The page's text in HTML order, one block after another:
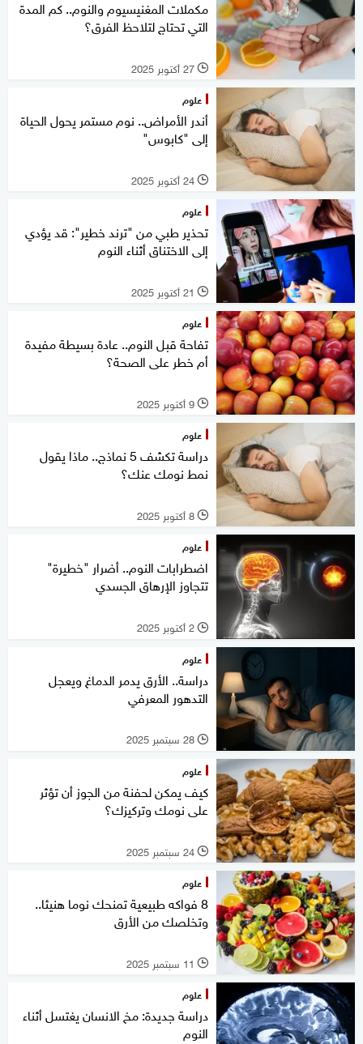
مكملات المغنيسيوم والنوم.. كم المدة
التي تحتاج لتلاحظ الفرق؟
l 27 أكتوبر 2025
علوم
أندر الأمراض.. نوم مستمر يحول الحياة
إلى "كابوس"
l 24 أكتوبر 2025
علوم
تحذير طبي من "ترند خطير": قد يؤدي
إلى الاختناق أثناء النوم
l 21 أكتوبر 2025
علوم
تفاحة قبل النوم.. عادة بسيطة مفيدة
أم خطر على الصحة؟
l 9 أكتوبر 2025
علوم
دراسة تكشف 5 نماذج.. ماذا يقول
نمط نومك عنك؟
l 8 أكتوبر 2025
علوم
اضطرابات النوم.. أضرار "خطيرة"
تتجاوز الإرهاق الجسدي
l 2 أكتوبر 2025
علوم
دراسة.. الأرق يدمر الدماغ ويعجل
التدهور المعرفي
l 28 سبتمبر 2025
علوم
كيف يمكن لحفنة من الجوز أن تؤثر
على نومك وتركيزك؟
l 24 سبتمبر 2025
علوم
8 فواكه طبيعية تمنحك نوما هنيئا..
وتخلصك من الأرق
l 11 سبتمبر 2025
علوم
دراسة جديدة: مخ الانسان يغتسل أثناء
النوم